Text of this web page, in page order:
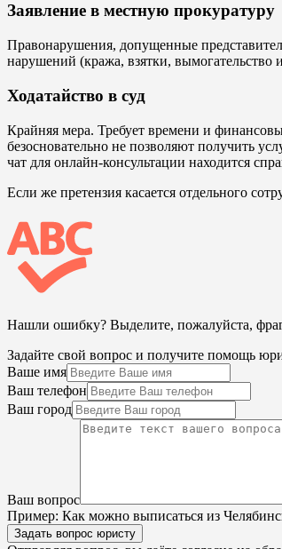
Заявление в местную прокуратуру
Правонарушения, допущенные
нарушений (кража, взятки, вымогательство
Ходатайство в суд
Крайняя мера. Требует времени и
безосновательно не позволяют получить
чат для онлайн-консультации находится
Если же претензия касается отдельного
Нашли ошибку? Выделите, пожалуйста,
Задайте свой вопрос и получите помощь
Ваше имя
Ваш телефон
Ваш город
Ваш вопрос
Пример: Как можно выписаться из
Задать вопрос юристу